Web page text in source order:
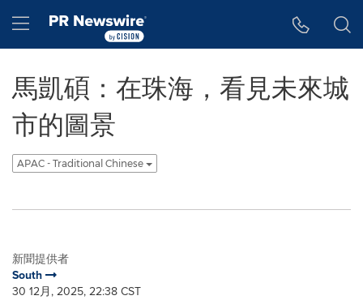
Hamburger menu
馬凱碩：在珠海，看見未來城
市的圖景
APAC - Traditional Chinese
新聞提供者
South
30 12月, 2025, 22:38 CST